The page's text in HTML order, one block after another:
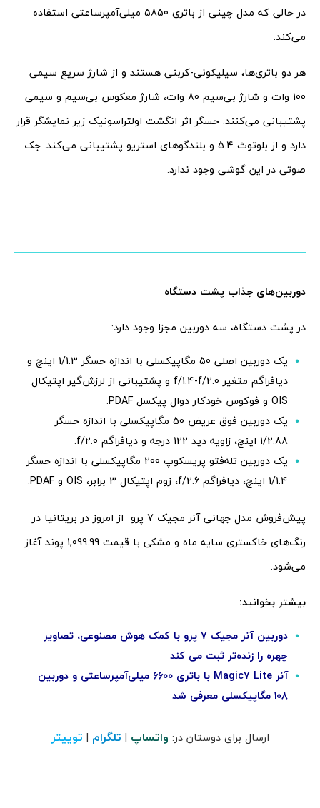
در حالی که مدل چینی از باتری 5850 میلی‌آمپرساعتی استفاده
می‌کند.
هر دو باتری‌‌ها، سیلیکونی-کربنی هستند و از شارژ سریع سیمی
100 وات و شارژ بی‌سیم 80 وات، شارژ معکوس بی‌سیم و سیمی
پشتیبانی می‌کنند. حسگر اثر انگشت اولتراسونیک زیر نمایشگر قرار
دارد و از بلوتوث 5.4 و بلندگوهای استریو پشتیبانی می‌کند. جک
صوتی در این گوشی وجود ندارد.
دوربین‌های جذاب پشت دستگاه
در پشت دستگاه، سه دوربین مجزا وجود دارد:
یک دوربین اصلی 50 مگاپیکسلی با اندازه حسگر 1/1.3 اینچ و
دیافراگم متغیر f/1.4-f/2.0 و پشتیبانی از لرزش‌گیر اپتیکال
OIS و فوکوس خودکار دوال پیکسل PDAF.
یک دوربین فوق عریض 50 مگاپیکسلی با اندازه حسگر
1/2.88 اینچ، زاویه دید 122 درجه و دیافراگم f/2.0.
یک دوربین تله‌فتو پریسکوپ 200 مگاپیکسلی با اندازه حسگر
1/1.4 اینچ، دیافراگم f/2.6، زوم اپتیکال 3 برابر، OIS و PDAF.
پیش‌فروش مدل جهانی آنر مجیک 7 پرو از امروز در بریتانیا در
رنگ‌های خاکستری سایه ماه و مشکی با قیمت 1,099.99 پوند آغاز
می‌شود.
بیشتر بخوانید:
دوربین آنر مجیک 7 پرو با کمک هوش مصنوعی، تصاویر
چهره را زنده‌تر ثبت می کند
آنر Magic7 Lite با باتری ۶۶۰۰ میلی‌آمپرساعتی و دوربین
۱۰۸ مگاپیکسلی معرفی شد
ارسال برای دوستان در: واتساپ | تلگرام | توییتر